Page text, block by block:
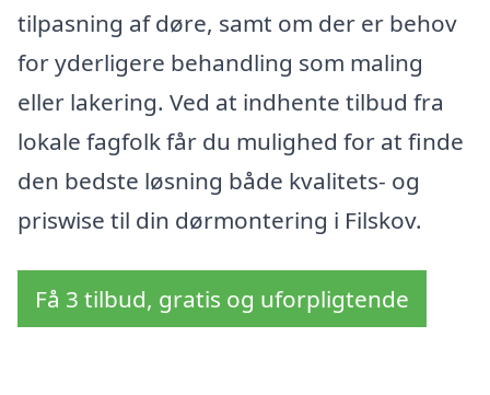
tilpasning af døre, samt om der er behov
for yderligere behandling som maling
eller lakering. Ved at indhente tilbud fra
lokale fagfolk får du mulighed for at finde
den bedste løsning både kvalitets- og
priswise til din dørmontering i Filskov.
Få 3 tilbud, gratis og uforpligtende